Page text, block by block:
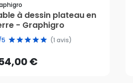
à dessin plateau en
- Graphigro
(1 avis)
€
€
AJOUTER AU PANIER